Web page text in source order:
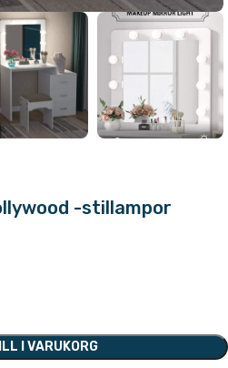
-stillampor
I VARUKORG